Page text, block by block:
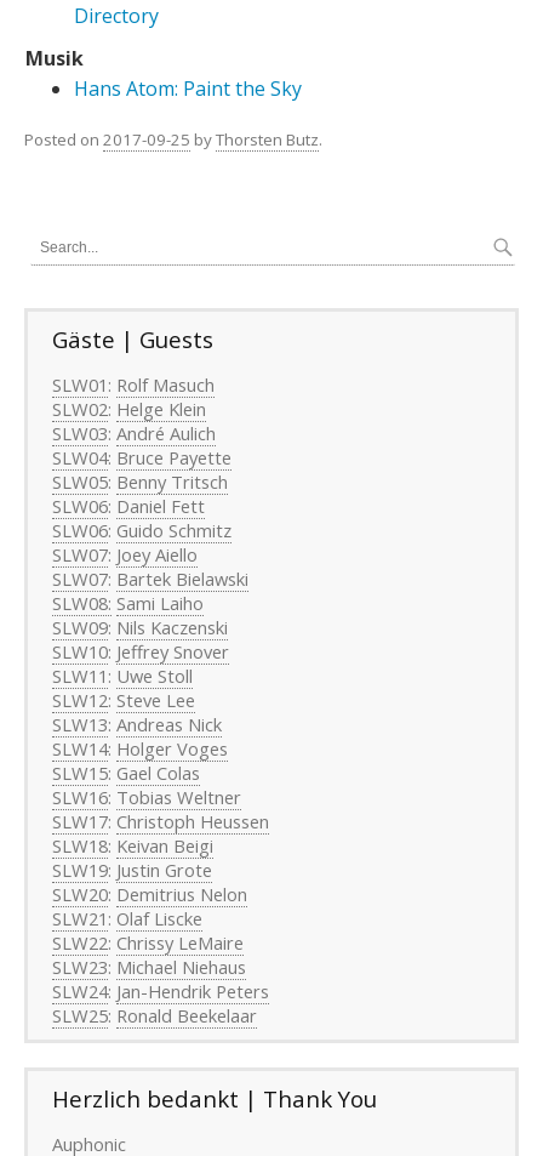
Directory
Musik
Hans Atom: Paint the Sky
Posted on 2017-09-25 byThorsten Butz.
Gäste | Guests
SLW01 : Rolf Masuch
SLW02: Helge Klein
SLW03: André Aulich
SLW04: Bruce Payette
SLW05: Benny Tritsch
SLW06: Daniel Fett
SLW06: Guido Schmitz
SLW07: Joey Aiello
SLW07: Bartek Bielawski
SLW08: Sami Laiho
SLW09: Nils Kaczenski
SLW10: Jeffrey Snover
SLW11 : Uwe Stoll
SLW12: Steve Lee
SLW13: Andreas Nick
SLW14: Holger Voges
SLW15: Gael Colas
SLW16: Tobias Weltner
SLW17: Christoph Heussen
SLW18: Keivan Beigi
SLW19: Justin Grote
SLW20: Demitrius Nelon
SLW21 : Olaf Liscke
SLW22: Chrissy LeMaire
SLW23: Michael Niehaus
SLW24: Jan-Hendrik Peters
SLW25: Ronald Beekelaar
Herzlich bedankt | Thank You
Auphonic